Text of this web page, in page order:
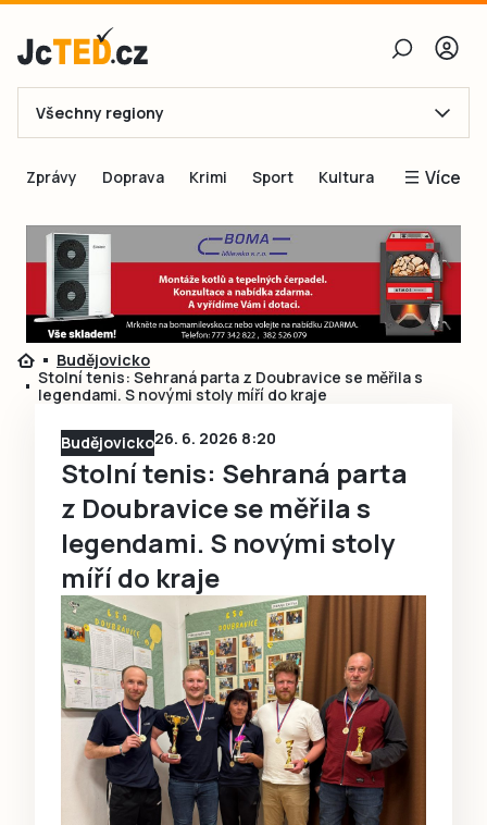
E-mail
Obnovit heslo
Přihlásit se
Přihlásit se přes Facebook
Ještě nemám účet, chci se
Registrovat
Všechny regiony
Zprávy Doprava Krimi Sport Kultura Více
Blogy
Inspirace
Čtenáři píší
Speciální přílohy
Budějovicko
Stolní tenis: Sehraná parta z Doubravice se měřila s
legendami. S novými stoly míří do kraje
Budějovicko26. 6. 2026 8:20
Stolní tenis: Sehraná parta
z Doubravice se měřila s
legendami. S novými stoly
míří do kraje